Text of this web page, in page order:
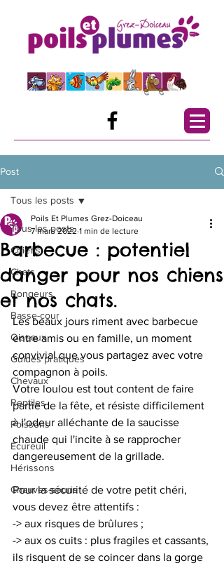
Post
Tous les posts
Chiens
Chats
Rongeurs
Basse-cour
Oiseaux
Guides pratiques
Chevaux
Reptiles
Poissons
Ecureuil
Hérissons
Chauves-souris
Tous les posts
Barbecue : potentiel
danger pour nos chiens
et nos chats.
Poils Et Plumes Grez-Doiceau
7 mars 2022 1 min de lecture
Les beaux jours riment avec barbecue
entre amis ou en famille, un moment
convivial que vous partagez avec votre
compagnon à poils.
Votre loulou est tout content de faire
partie de la fête, et résiste difficilement
à l'odeur alléchante de la saucisse
chaude qui l'incite à se rapprocher
dangereusement de la grillade.
Pour la sécurité de votre petit chéri,
vous devez être attentifs :
-> aux risques de brûlures ;
-> aux os cuits : plus fragiles et cassants,
ils risquent de se coincer dans la gorge